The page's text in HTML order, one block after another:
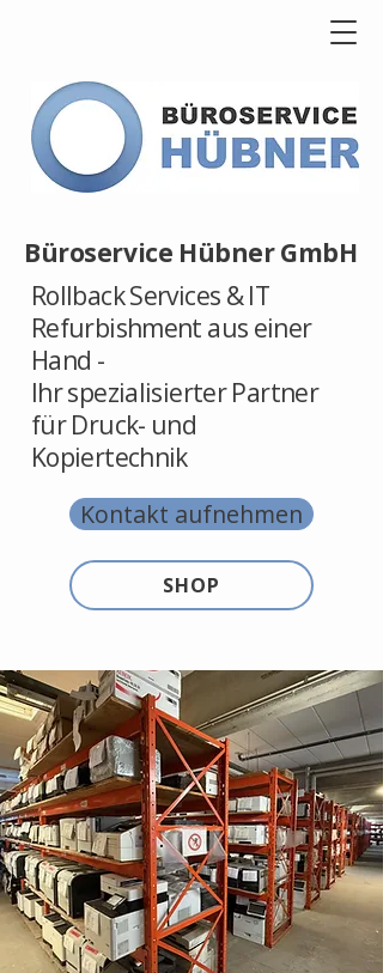
Büroservice Hübner GmbH
Rollback Services & IT
Refurbishment aus einer
Hand -
Ihr spezialisierter Partner
für Druck- und
Kopiertechnik
Kontakt aufnehmen
SHOP